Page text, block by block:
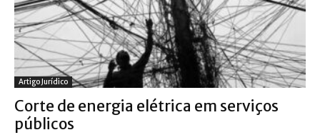
Artigo Jurídico
Corte de energia elétrica em serviços
públicos